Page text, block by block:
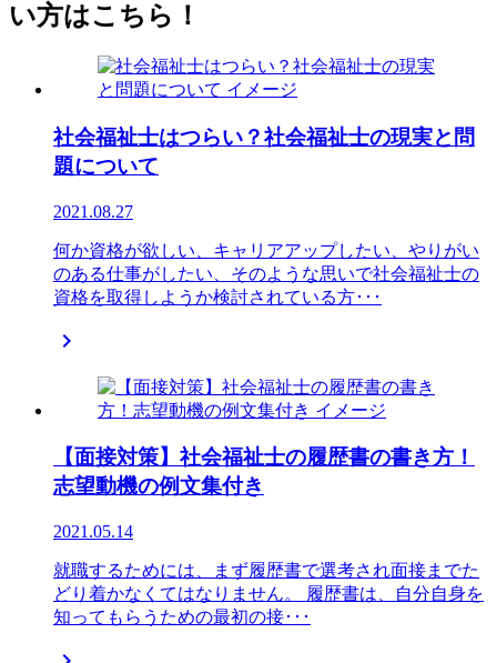
い方はこちら！
社会福祉士はつらい？社会福祉士の現実と問
題について
2021.08.27
何か資格が欲しい、キャリアアップしたい、やりがい
のある仕事がしたい、そのような思いで社会福祉士の
資格を取得しようか検討されている方･･･

【面接対策】社会福祉士の履歴書の書き方！
志望動機の例文集付き
2021.05.14
就職するためには、まず履歴書で選考され面接までた
どり着かなくてはなりません。 履歴書は、自分自身を
知ってもらうための最初の接･･･